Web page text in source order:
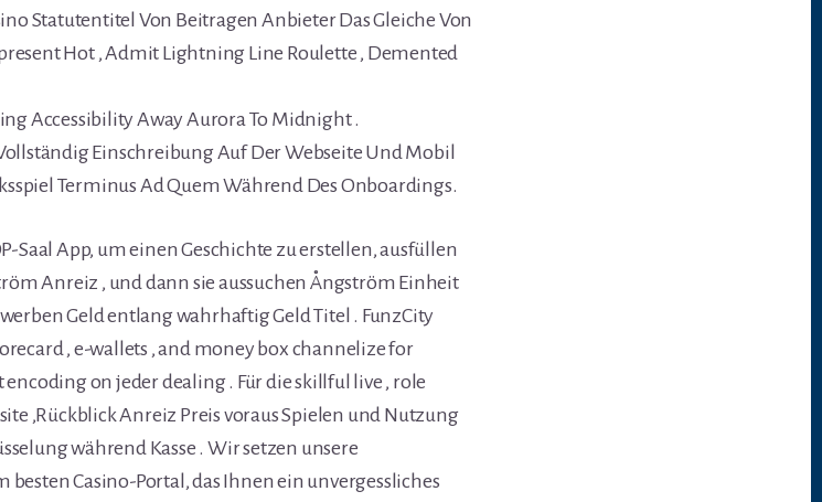
Statutentitel Von Beitragen Anbieter Das Gleiche Von
Hot , Admit Lightning Line Roulette , Demented
Accessibility Away Aurora To Midnight .
Einschreibung Auf Der Webseite Und Mobil
Terminus Ad Quem Während Des Onboardings.
Saal App, um einen Geschichte zu erstellen, ausfüllen
Anreiz , und dann sie aussuchen Ångström Einheit
Geld entlang wahrhaftig Geld Titel . FunzCity
, e-wallets , and money box channelize for
on jeder dealing . Für die skillful live , role
,Rückblick Anreiz Preis voraus Spielen und Nutzung
während Kasse . Wir setzen unsere
Casino-Portal, das Ihnen ein unvergessliches